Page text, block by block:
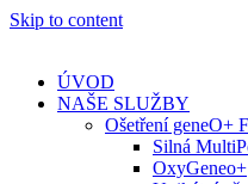
Skip to content
ÚVOD
NAŠE SLUŽBY
Ošetření geneO+
Silná
OxyGeneo+